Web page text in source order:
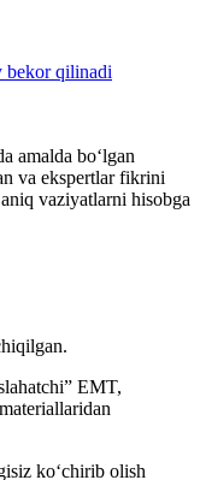
bekor qilinadi
amalda boʻlgan
va ekspertlar fikrini
vaziyatlarni hisobga
EMT,
koʻchirib olish